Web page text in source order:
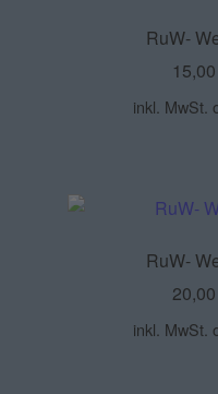
RuW-
15,00
inkl. MwSt.
RuW-
20,00
inkl. MwSt.